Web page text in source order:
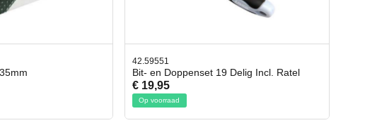
19 Delig Incl. Ratel
42.65998
Afbreekmes 2 stuks
€ 10,95
Op voorraad